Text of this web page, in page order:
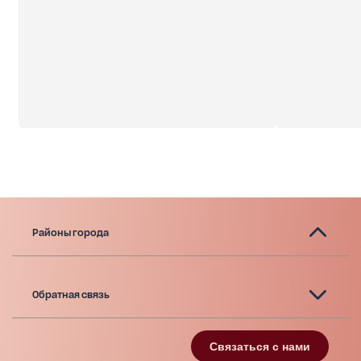
Районы города
Обратная связь
Связаться с нами